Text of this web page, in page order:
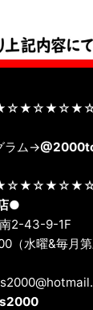
ラム→
●
2-43-9-1F
（水曜&毎月第